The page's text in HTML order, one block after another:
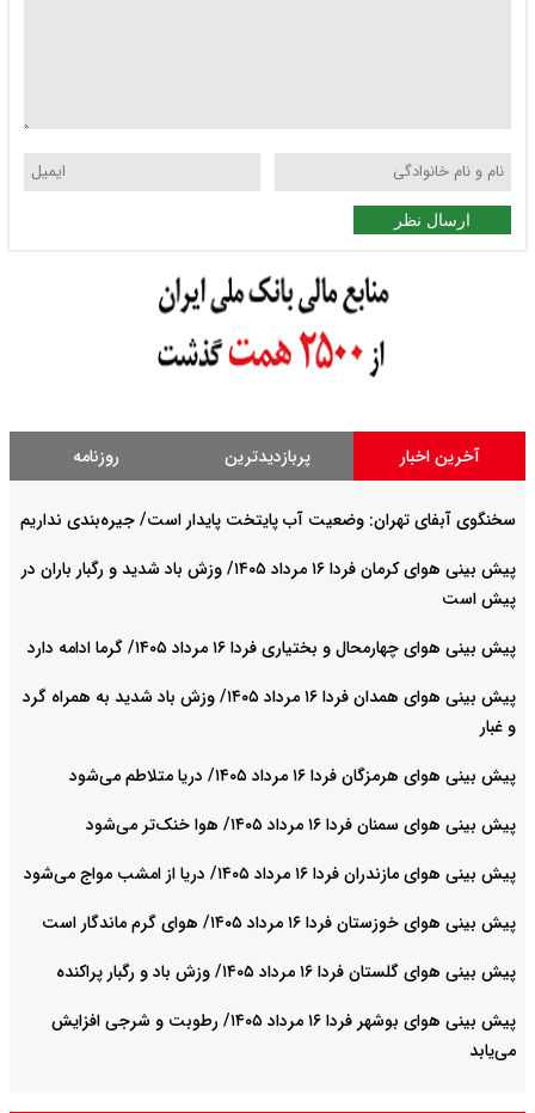
ارسال نظر
آخرین اخبار پربازدیدترین روزنامه
سخنگوی آبفای تهران: وضعیت آب پایتخت پایدار است/ جیره‌بندی نداریم
پیش بینی هوای کرمان فردا ۱۶ مرداد ۱۴۰۵/ وزش باد شدید و رگبار باران در
پیش است
پیش بینی هوای چهارمحال و بختیاری فردا ۱۶ مرداد ۱۴۰۵/ گرما ادامه دارد
پیش بینی هوای همدان فردا ۱۶ مرداد ۱۴۰۵/ وزش باد شدید به همراه گرد
و غبار
پیش بینی هوای هرمزگان فردا ۱۶ مرداد ۱۴۰۵/ دریا متلاطم می‌شود
پیش بینی هوای سمنان فردا ۱۶ مرداد ۱۴۰۵/ هوا خنک‌تر می‌شود
پیش بینی هوای مازندران فردا ۱۶ مرداد ۱۴۰۵/ دریا از امشب مواج می‌شود
پیش بینی هوای خوزستان فردا ۱۶ مرداد ۱۴۰۵/ هوای گرم ماندگار است
پیش بینی هوای گلستان فردا ۱۶ مرداد ۱۴۰۵/ وزش باد و رگبار پراکنده
پیش بینی هوای بوشهر فردا ۱۶ مرداد ۱۴۰۵/ رطوبت و شرجی افزایش
می‌یابد